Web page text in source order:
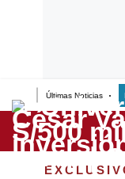
Últimas Noticias
Lo último
Peru Quiosco